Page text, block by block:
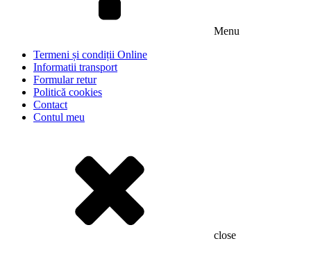
Menu
Termeni și condiții Online
Informatii transport
Formular retur
Politică cookies
Contact
Contul meu
close